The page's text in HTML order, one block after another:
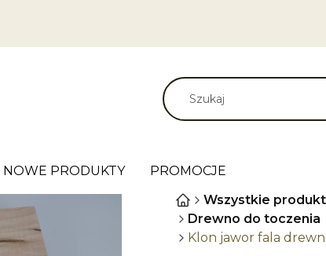
NOWE PRODUKTY
PROMOCJE
Wszystkie
Drewno do toczenia
Klon jawor fala